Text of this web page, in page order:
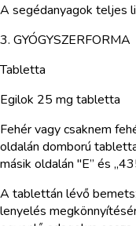
A segédanyagok teljes
3. GYÓGYSZERFORMA
Tabletta
Egilok 25 mg tabletta
Fehér vagy csaknem
oldalán domború
másik oldalán "E” és
A tablettán lévő
lenyelés